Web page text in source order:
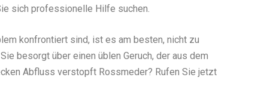
sich professionelle Hilfe suchen.
konfrontiert sind, ist es am besten, nicht zu
besorgt über einen üblen Geruch, der aus dem
Abfluss verstopft Rossmeder? Rufen Sie jetzt